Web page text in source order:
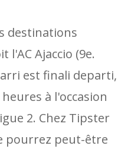
destinations
l'AC Ajaccio (9e.
est finali departi,
à l'occasion
2. Chez Tipster
pourrez peut-être